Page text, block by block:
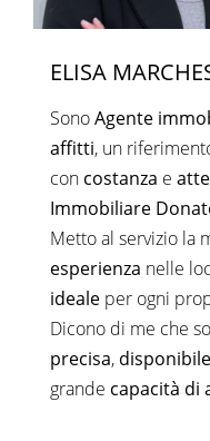
ELISA
SonoAgente
affitti, un
con costanza e
Immobiliare
Metto al servizio la
esperienza nelle
ideale per ogni
Dicono di me che
precisa, disponibile
grande capacità di